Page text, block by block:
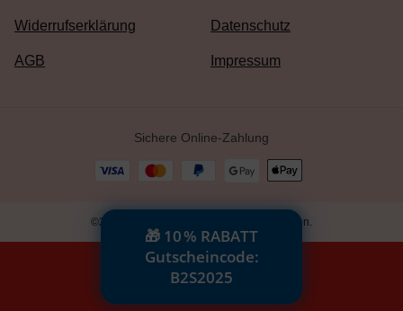
🎁 10 % RABATT
Gutscheincode:
B2S2025
Widerrufserklärung Datenschutz
AGB Impressum
Sichere Online-Zahlung
©2025 Hape Group. Alle Rechte vorbehalten.
Zurück nach oben